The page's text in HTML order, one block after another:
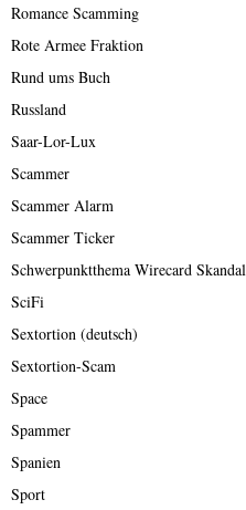
Romance Scamming
Rote Armee Fraktion
Rund ums Buch
Russland
Saar-Lor-Lux
Scammer
Scammer Alarm
Scammer Ticker
Schwerpunktthema Wirecard Skandal
SciFi
Sextortion (deutsch)
Sextortion-Scam
Space
Spammer
Spanien
Sport